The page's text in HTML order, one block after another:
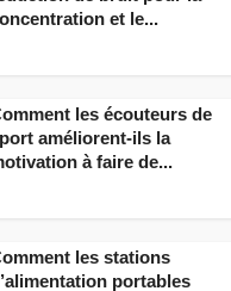
et le...
les écouteurs de
améliorent-ils la
à faire de...
les stations
portables